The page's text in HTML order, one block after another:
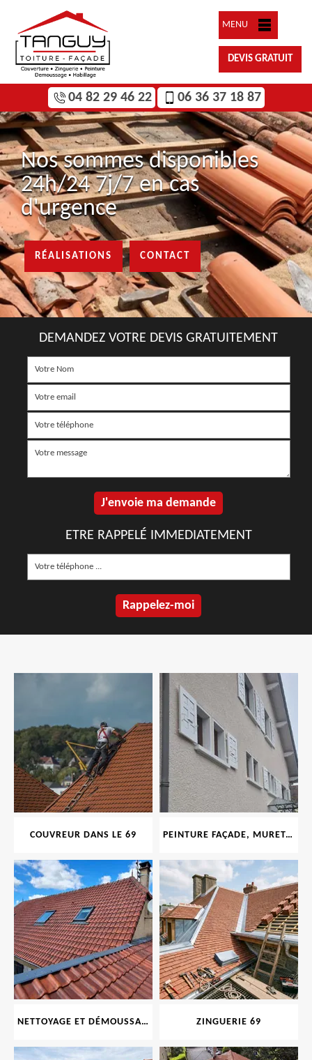
MENU
DEVIS GRATUIT
04 82 29 46 22 06 36 37 18 87
Nos sommes disponibles
24h/24 7j/7 en cas
d'urgence
RÉALISATIONS CONTACT
DEMANDEZ VOTRE DEVIS GRATUITEMENT
ETRE RAPPELÉ IMMEDIATEMENT
COUVREUR DANS LE 69 PEINTURE FAÇADE, MURET, TOITURE, BOISERIE, FERRONERIE, GOUTTIÈRE 69
NETTOYAGE ET DÉMOUSSAGE DE TOITURE ET FAÇADE 69 ZINGUERIE 69